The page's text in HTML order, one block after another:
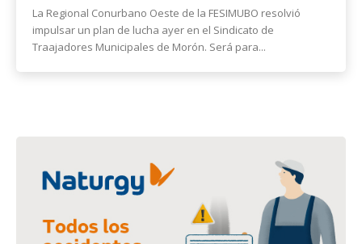
La Regional Conurbano Oeste de la FESIMUBO resolvió
impulsar un plan de lucha ayer en el Sindicato de
Traajadores Municipales de Morón. Será para...